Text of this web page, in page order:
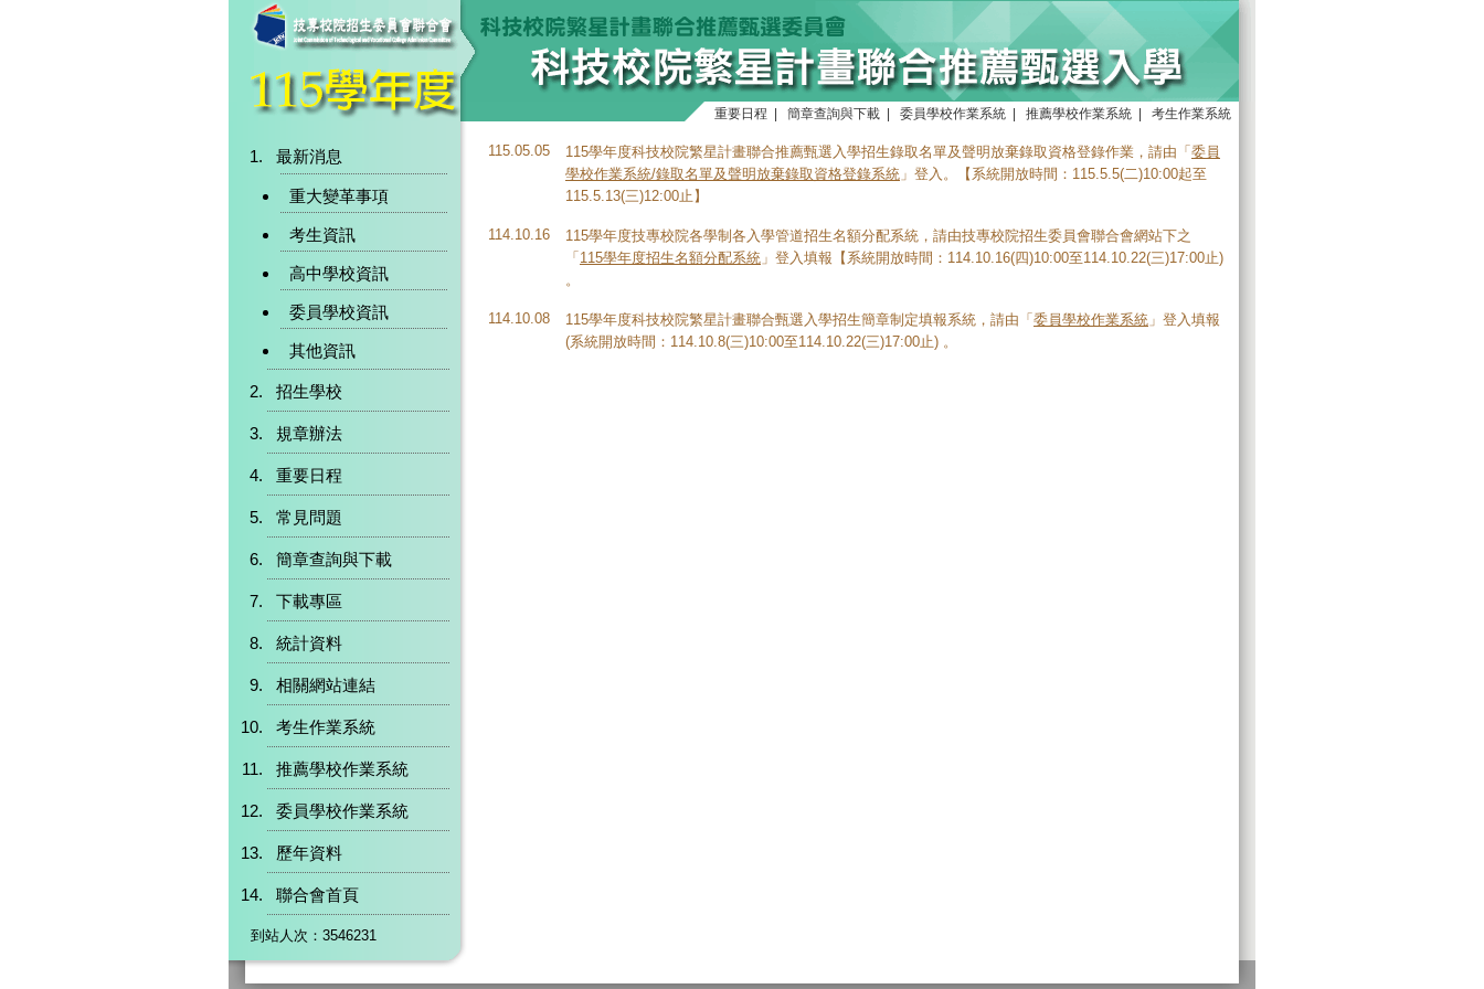
重要日程 簡章查詢與下載 委員學校作業系統 推薦學校作業系統 考生作業系統
最新消息
重大變革事項
考生資訊
高中學校資訊
委員學校資訊
其他資訊
招生學校
規章辦法
重要日程
常見問題
簡章查詢與下載
下載專區
統計資料
相關網站連結
考生作業系統
推薦學校作業系統
委員學校作業系統
歷年資料
聯合會首頁
到站人次：3546231
115.05.05 115學年度科技校院繁星計畫聯合推薦甄選入學招生錄取名單及聲明放棄錄取資格登錄作業，請由「 委員
學校作業系統/錄取名單及聲明放棄錄取資格登錄系統 」登入。【系統開放時間：115.5.5(二)10:00起至
115.5.13(三)12:00止】
114.10.16
115學年度技專校院各學制各入學管道招生名額分配系統，請由技專校院招生委員會聯合會網站下之
「 115學年度招生名額分配系統 」登入填報【系統開放時間：114.10.16(四)10:00至114.10.22(三)17:00止)
。
114.10.08 115學年度科技校院繁星計畫聯合甄選入學招生簡章制定填報系統，請由「 委員學校作業系統 」登入填報
(系統開放時間：114.10.8(三)10:00至114.10.22(三)17:00止) 。